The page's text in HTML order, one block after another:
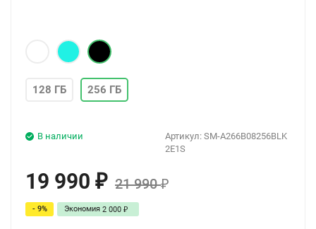
128 ГБ 256 ГБ
Артикул: SM-A266B08256BLK
2E1S
В наличии
19 990 ₽ 21 990₽
- 9% Экономия 2 000 ₽